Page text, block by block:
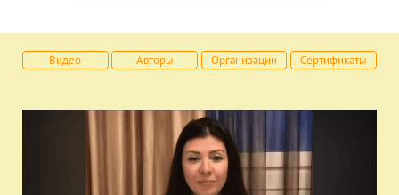
Видео Авторы Организации Сертификаты